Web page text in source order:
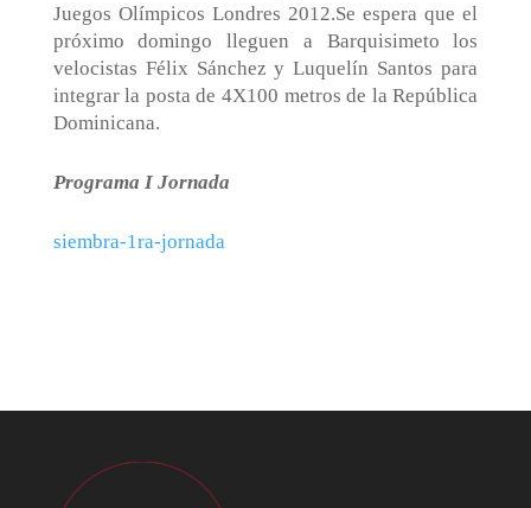
Juegos Olímpicos Londres 2012.Se espera que el
próximo domingo lleguen a Barquisimeto los
velocistas Félix Sánchez y Luquelín Santos para
integrar la posta de 4X100 metros de la República
Dominicana.
Programa I Jornada
siembra-1ra-jornada